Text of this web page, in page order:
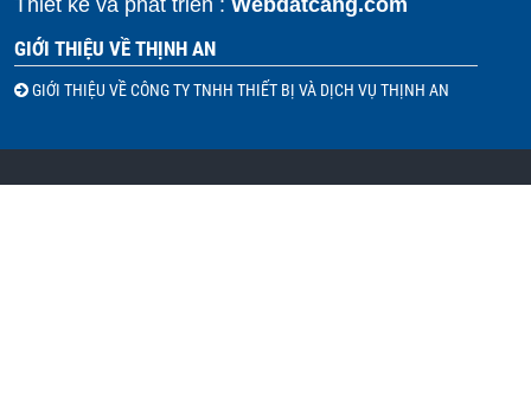
Thiết kế và phát triển : Webdatcang.com
GIỚI THIỆU VỀ THỊNH AN
GIỚI THIỆU VỀ CÔNG TY TNHH THIẾT BỊ VÀ DỊCH VỤ THỊNH AN